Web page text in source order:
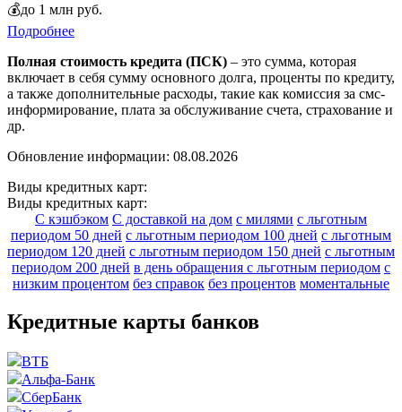
💰до 1 млн руб.
Подробнее
Полная стоимость кредита (ПСК) – это сумма, которая
включает в себя сумму основного долга, проценты по кредиту,
а также дополнительные расходы, такие как комиссия за смс-
информирование, плата за обслуживание счета, страхование и
др.
Обновление информации: 08.08.2026
Виды кредитных карт:
Виды кредитных карт:
С кэшбэком С доставкой на дом с милями с льготным
периодом 50 дней с льготным периодом 100 дней с льготным
периодом 120 дней с льготным периодом 150 дней с льготным
периодом 200 дней в день обращения с льготным периодом с
низким процентом без справок без процентов моментальные
Кредитные карты банков
ВТБ
Альфа-Банк
СберБанк